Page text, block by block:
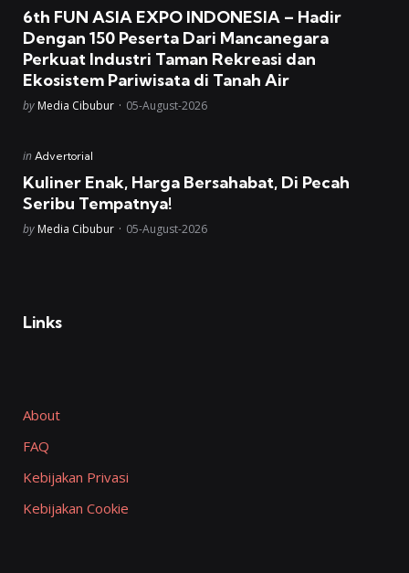
6th FUN ASIA EXPO INDONESIA – Hadir
Dengan 150 Peserta Dari Mancanegara
Perkuat Industri Taman Rekreasi dan
Ekosistem Pariwisata di Tanah Air
Posted
by Media Cibubur 05-August-2026
Posted
in Advertorial
Kuliner Enak, Harga Bersahabat, Di Pecah
Seribu Tempatnya!
Posted
by Media Cibubur 05-August-2026
Links
About
FAQ
Kebijakan Privasi
Kebijakan Cookie